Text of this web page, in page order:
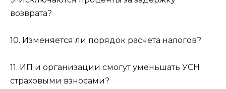
возврата?
10. Изменяется ли порядок расчета налогов?
11. ИП и организации смогут уменьшать УСН
страховыми взносами?